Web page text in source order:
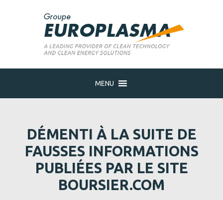
MENU
DÉMENTI À LA SUITE DE
FAUSSES INFORMATIONS
PUBLIÉES PAR LE SITE
BOURSIER.COM